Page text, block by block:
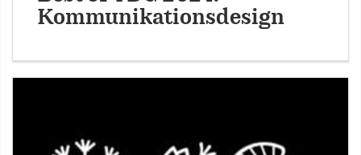
Kommunikationsdesign